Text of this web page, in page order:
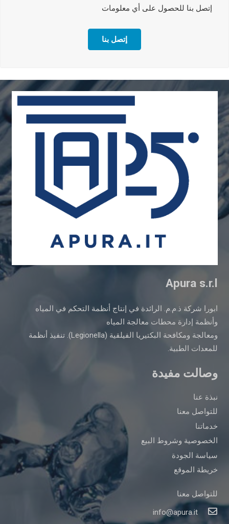
إتصل بنا للحصول على أي معلومات
إتصل بنا
Apura s.r.l
ابورا شركة ذ.م.م. الرائدة في إنتاج أنظمة التحكم في المياه
وأنظمة إدارة محطات معالجة المياه
ومعالجة ومكافحة البكتيريا الفيلقية (Legionella). تنفيذ أنظمة
للمعدات الطبية.
وصالت مفيدة
نبذة عنا
للتواصل معنا
خدماتنا
الخصوصية وشروط البيع
سياسة الجودة
خريطة الموقع
للتواصل معنا
info@apura.it